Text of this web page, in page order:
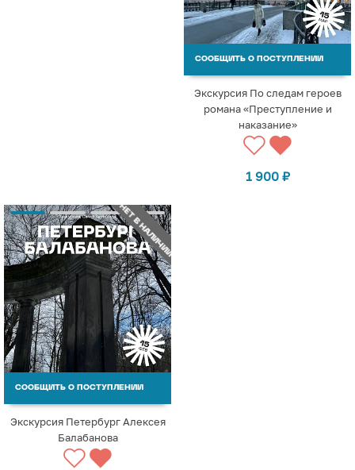
СООБЩИТЬ О ПОСТУПЛЕНИИ
Экскурсия По следам героев
романа «Преступление и
наказание»
1 900 ₽
НЕТ В НАЛИЧИИ
СООБЩИТЬ О ПОСТУПЛЕНИИ
Экскурсия Петербург Алексея
Балабанова